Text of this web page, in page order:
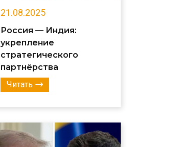
21.08.2025
Россия — Индия:
укрепление
стратегического
партнёрства
Читать